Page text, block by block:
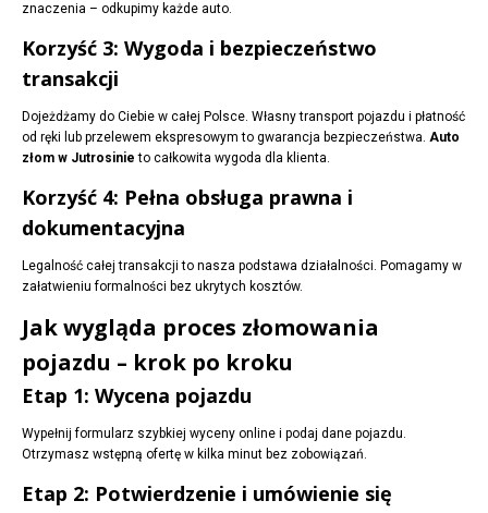
znaczenia – odkupimy każde auto.
Korzyść 3: Wygoda i bezpieczeństwo
transakcji
Dojeżdżamy do Ciebie w całej Polsce. Własny transport pojazdu i płatność
od ręki lub przelewem ekspresowym to gwarancja bezpieczeństwa. Auto
złom w Jutrosinie to całkowita wygoda dla klienta.
Korzyść 4: Pełna obsługa prawna i
dokumentacyjna
Legalność całej transakcji to nasza podstawa działalności. Pomagamy w
załatwieniu formalności bez ukrytych kosztów.
Jak wygląda proces złomowania
pojazdu – krok po kroku
Etap 1: Wycena pojazdu
Wypełnij formularz szybkiej wyceny online i podaj dane pojazdu.
Otrzymasz wstępną ofertę w kilka minut bez zobowiązań.
Etap 2: Potwierdzenie i umówienie się